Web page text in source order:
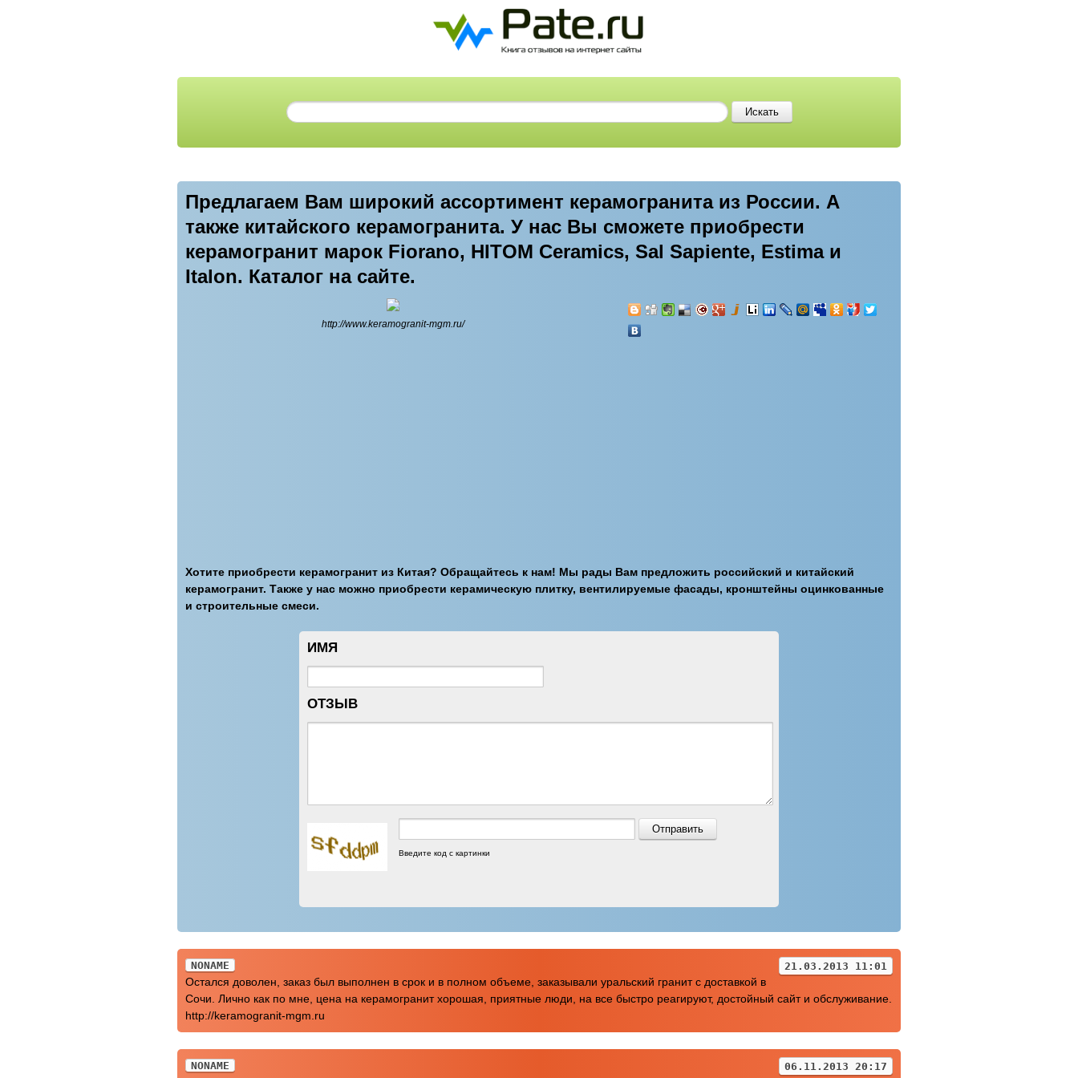
Предлагаем Вам широкий ассортимент керамогранита из России. А
также китайского керамогранита. У нас Вы сможете приобрести
керамогранит марок Fiorano, HITOM Ceramics, Sal Sapiente, Estima и
Italon. Каталог на сайте.
http://www.keramogranit-mgm.ru/
Хотите приобрести керамогранит из Китая? Обращайтесь к нам! Мы рады Вам предложить российский и китайский
керамогранит. Также у нас можно приобрести керамическую плитку, вентилируемые фасады, кронштейны оцинкованные
и строительные смеси.
ИМЯ
ОТЗЫВ
Введите код с картинки
NONAME 21.03.2013 11:01
Остался доволен, заказ был выполнен в срок и в полном объеме, заказывали уральский гранит с доставкой в
Сочи. Лично как по мне, цена на керамогранит хорошая, приятные люди, на все быстро реагируют, достойный сайт и обслуживание.
http://keramogranit-mgm.ru
NONAME 06.11.2013 20:17